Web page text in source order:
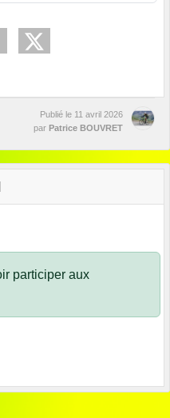
Publié le 11 avril 2026
par Patrice BOUVRET
participer aux